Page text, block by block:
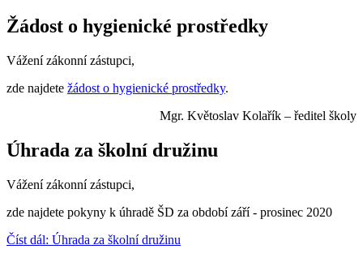
Žádost o hygienické prostředky
Vážení zákonní zástupci,
zde najdete žádost o hygienické prostředky.
Mgr. Květoslav Kolařík – ředitel školy
Úhrada za školní družinu
Vážení zákonní zástupci,
zde najdete pokyny k úhradě ŠD za období září - prosinec 2020
Číst dál: Úhrada za školní družinu